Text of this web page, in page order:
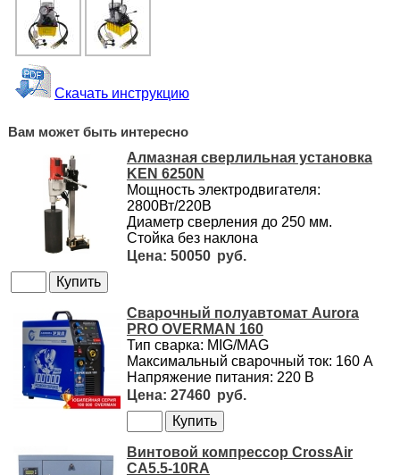
Скачать инструкцию
Вам может быть интересно
Алмазная сверлильная установка
KEN 6250N
Мощность электродвигателя:
2800Вт/220В
Диаметр сверления до 250 мм.
Стойка без наклона
50050
Сварочный полуавтомат Aurora
PRO OVERMAN 160
Тип сварка: MIG/MAG
Максимальный сварочный ток: 160 А
Напряжение питания: 220 В
27460
Винтовой компрессор CrossAir
CA5.5-10RA